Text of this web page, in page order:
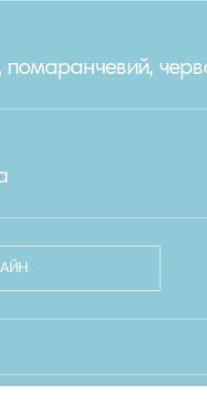
помаранчевий,